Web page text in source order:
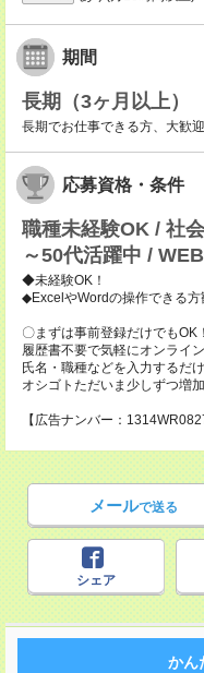
期間
長期（3ヶ月以上）
長期でお仕事できる方、大歓迎
応募資格・条件
職種未経験OK / 社
～50代活躍中 /
◆未経験OK！
◆ExcelやWordの操作できる方
〇まずは事前登録だけでもOK！
履歴書不要で気軽にオンライ
氏名・職種などを入力するだ
オシゴトただいま少しずつ増
【広告ナンバー：
メールで送る
シェア
かん